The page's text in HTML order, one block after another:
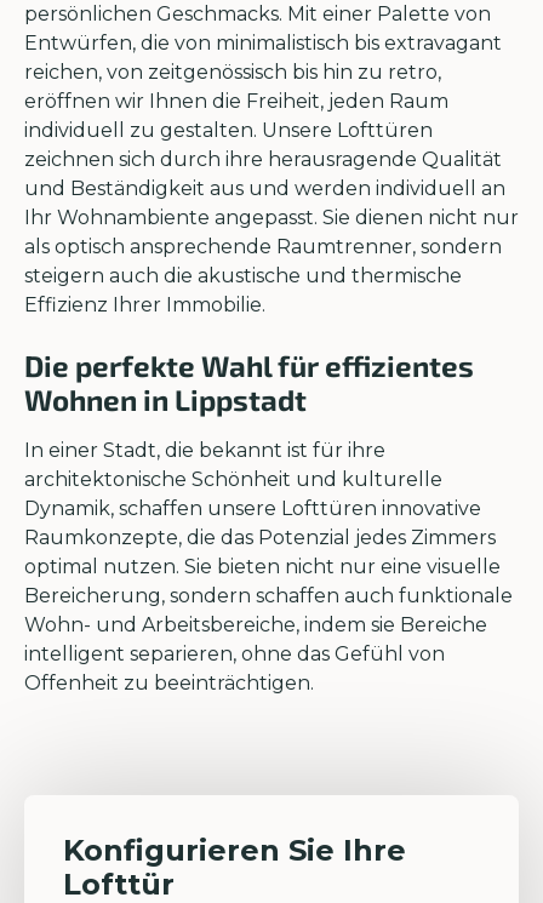
persönlichen Geschmacks. Mit einer Palette von
Entwürfen, die von minimalistisch bis extravagant
reichen, von zeitgenössisch bis hin zu retro,
eröffnen wir Ihnen die Freiheit, jeden Raum
individuell zu gestalten. Unsere Lofttüren
zeichnen sich durch ihre herausragende Qualität
und Beständigkeit aus und werden individuell an
Ihr Wohnambiente angepasst. Sie dienen nicht nur
als optisch ansprechende Raumtrenner, sondern
steigern auch die akustische und thermische
Effizienz Ihrer Immobilie.
Die perfekte Wahl für effizientes
Wohnen in Lippstadt
In einer Stadt, die bekannt ist für ihre
architektonische Schönheit und kulturelle
Dynamik, schaffen unsere Lofttüren innovative
Raumkonzepte, die das Potenzial jedes Zimmers
optimal nutzen. Sie bieten nicht nur eine visuelle
Bereicherung, sondern schaffen auch funktionale
Wohn- und Arbeitsbereiche, indem sie Bereiche
intelligent separieren, ohne das Gefühl von
Offenheit zu beeinträchtigen.
Konfigurieren Sie Ihre
Lofttür